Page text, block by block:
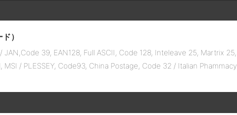
）
JAN,Code 39, EAN128, Full ASCII, Code 128, Inteleave 25, Martrix 25,
MSI / PLESSEY, Code93, China Postage, Code 32 / Italian Phammacy